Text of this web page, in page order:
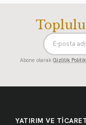
Abone olarak Gizlilik
YATIRIM VE